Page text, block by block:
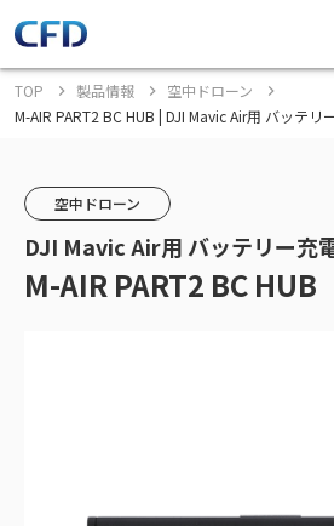
TOP 製品情報
空中ドローン
M-AIR PART2 BC HUB | DJI Mavic Air用 バッテリ
空中ドローン
DJI Mavic Air用 バッテリー充
M-AIR PART2 BC HUB